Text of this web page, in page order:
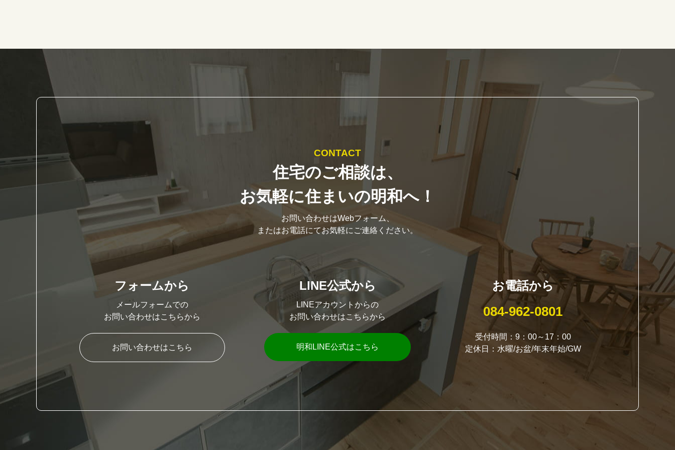
CONTACT
住宅のご相談は、
お気軽に住まいの明和へ！
お問い合わせはWebフォーム、
またはお電話にてお気軽にご連絡ください。
フォームから
メールフォームでの
お問い合わせはこちらから
お問い合わせはこちら
LINE公式から
LINEアカウントからの
お問い合わせはこちらから
明和LINE公式はこちら
お電話から
084-962-0801
受付時間：9：00～17：00
定休日：水曜/お盆/年末年始/GW